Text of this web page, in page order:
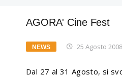
AGORA' Cine Fest
NEWS 25 Agosto 2008
Dal 27 al 31 Agosto, si